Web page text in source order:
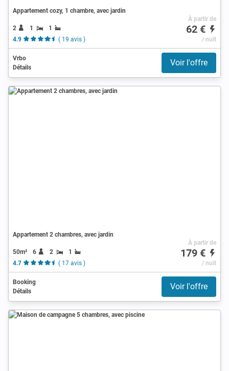
Appartement cozy, 1 chambre, avec jardin
2 1
1
4.9
( 19 avis )
À partir de
62 €
/ nuit
Vrbo
Détails
Voir l'offre
Appartement 2 chambres, avec jardin
50m² 6 2
1
4.7
( 17 avis )
À partir de
179 €
/ nuit
Booking
Détails
Voir l'offre